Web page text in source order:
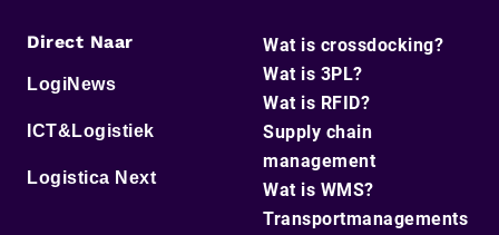
Direct Naar
LogiNews
ICT&Logistiek
Logistica Next
Wat is crossdocking?
Wat is 3PL?
Wat is RFID?
Supply chain
management
Wat is WMS?
Transportmanagements